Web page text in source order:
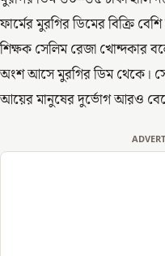
ফার্মের মুরগির ডিমের বিক্রি
শিক্ষক সেলিম রেজা খোন্দকার
অংশ আসে মুরগির ডিম থেকে।
আয়ের মানুষের দুর্ভোগ আরও